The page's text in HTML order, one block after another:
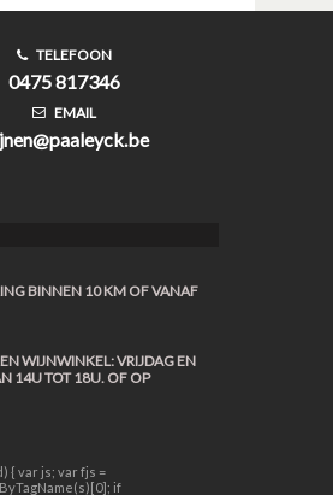
TELEFOON
0475 817346
EMAIL
BINNEN 10 KM OF VANAF
WIJNWINKEL: VRIJDAG EN
14U TOT 18U. OF OP
{ var js; var fjs =
if